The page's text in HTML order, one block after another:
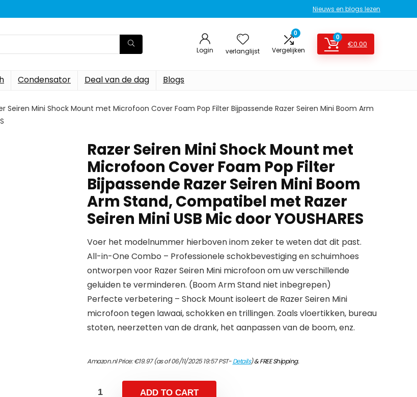
Nieuws en blogs lezen
Login verlanglijst
0
Vergelijken
0
€0.00
Condensator Deal van de dag Blogs
Seiren Mini Shock Mount met Microfoon Cover Foam Pop Filter Bijpassende Razer Seiren Mini Boom Arm
Razer Seiren Mini Shock Mount met
Microfoon Cover Foam Pop Filter
Bijpassende Razer Seiren Mini Boom
Arm Stand, Compatibel met Razer
Seiren Mini USB Mic door YOUSHARES
Voer het modelnummer hierboven inom zeker te weten dat dit past.
All-in-One Combo – Professionele schokbevestiging en schuimhoes
ontworpen voor Razer Seiren Mini microfoon om uw verschillende
geluiden te verminderen. (Boom Arm Stand niet inbegrepen)
Perfecte verbetering – Shock Mount isoleert de Razer Seiren Mini
microfoon tegen lawaai, schokken en trillingen. Zoals vloertikken, bureau
stoten, neerzetten van de drank, het aanpassen van de boom, enz.
Amazon.nl Price:€19.97(as of 06/11/2025 19:57 PST-Details)&FREE Shipping.
ADD TO CART